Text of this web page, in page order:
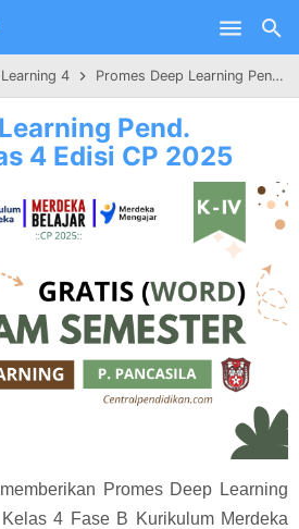
to main content
4 Promes Deep Learning Pend. Pancasila Kelas 4 Edisi CP 2025
Pend.
4 Edisi CP 2025
Promes Deep Learning
4 Fase B Kurikulum Merdeka